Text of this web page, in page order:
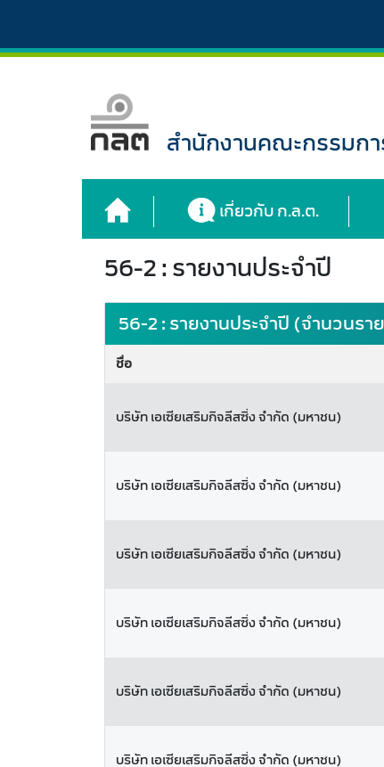
สำนักงานคณะกรรมก
เกี่ยวกับ ก.ล.ต.
56-2 : รายงานประจำปี
56-2 : รายงานประจำปี (จำนวนร
ชื่อ
บริษัท เอเซียเสริมกิจลีสซิ่ง จำกัด (มหาชน)
บริษัท เอเซียเสริมกิจลีสซิ่ง จำกัด (มหาชน)
บริษัท เอเซียเสริมกิจลีสซิ่ง จำกัด (มหาชน)
บริษัท เอเซียเสริมกิจลีสซิ่ง จำกัด (มหาชน)
บริษัท เอเซียเสริมกิจลีสซิ่ง จำกัด (มหาชน)
บริษัท เอเซียเสริมกิจลีสซิ่ง จำกัด (มหาชน)